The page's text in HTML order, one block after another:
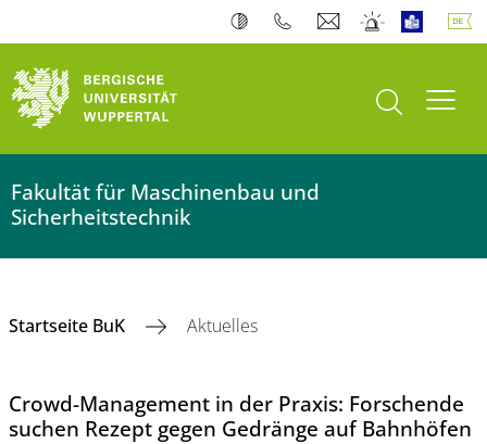
Suche öffnen
Fakultät für Maschinenbau und
Sicherheitstechnik
Startseite BuK Aktuelles
Crowd-Management in der Praxis: Forschende
suchen Rezept gegen Gedränge auf Bahnhöfen